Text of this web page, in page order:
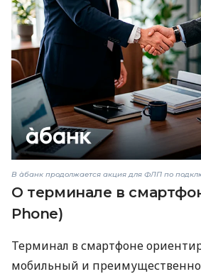
В àбанк продолжается акция для ФЛП по
О терминале в
Phone)
Терминал в смартфоне
мобильный и